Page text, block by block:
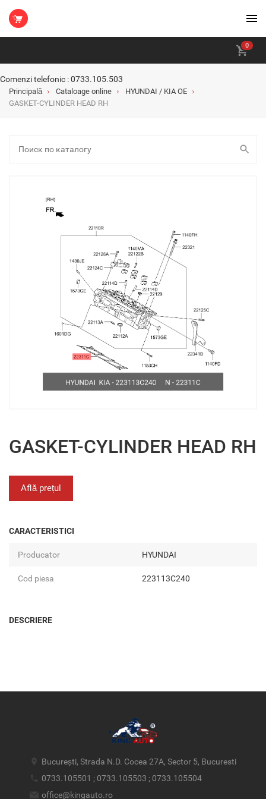
0
Comenzi telefonic : 0733.105.503
Principală Cataloage online
HYUNDAI / KIA OE
GASKET-CYLINDER HEAD RH
GASKET-CYLINDER HEAD RH
Află prețul
CARACTERISTICI
Producator HYUNDAI
Cod piesa 223113C240
DESCRIERE
București, Strada N.D. Cocea 27A, Sector 5, Bucuresti
0733.105501 ; 0733.105503 ; 0733.105504
office@kingauto.ro